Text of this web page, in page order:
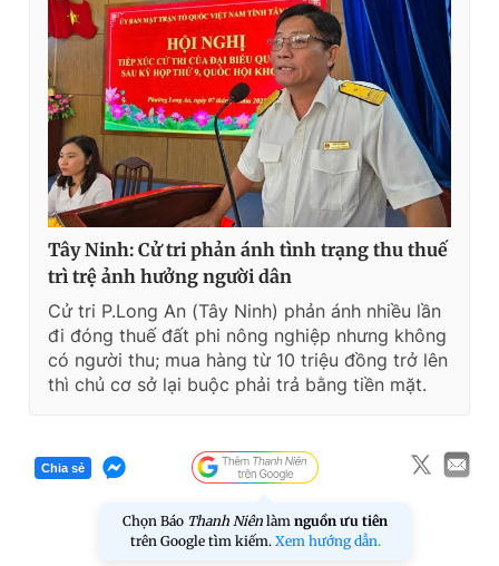
Tây Ninh: Cử tri phản ánh tình trạng thu thuế
trì trệ ảnh hưởng người dân
Cử tri P.Long An (Tây Ninh) phản ánh nhiều lần
đi đóng thuế đất phi nông nghiệp nhưng không
có người thu; mua hàng từ 10 triệu đồng trở lên
thì chủ cơ sở lại buộc phải trả bằng tiền mặt.
Chia sẻ
Chọn Báo Thanh Niên làm nguồn ưu tiên
trên Google tìm kiếm. Xem hướng dẫn.